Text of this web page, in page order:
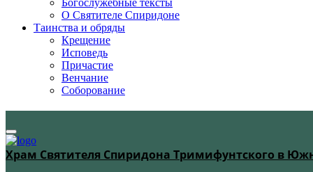
Богослужебные тексты
О Святителе Спиридоне
Таинства и обряды
Крещение
Исповедь
Причастие
Венчание
Соборование
Храм Святителя Спиридона Тримифунтского в